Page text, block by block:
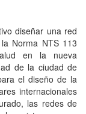
diseñar una red
Norma NTS 113
en la nueva
de la ciudad de
el diseño de la
internacionales
las redes de